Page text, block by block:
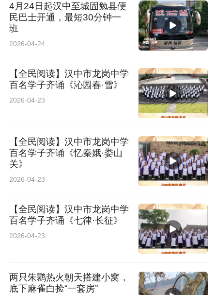
4月24日起汉中至城固勉县便
民巴士开通，最短30分钟一
班
2026-04-24
【全民阅读】汉中市龙岗中学
百名学子齐诵《沁园春·雪》
2026-04-23
【全民阅读】汉中市龙岗中学
百名学子齐诵《忆秦娥·娄山
关》
2026-04-23
【全民阅读】汉中市龙岗中学
百名学子齐诵《七律·长征》
2026-04-23
两只朱鹮热火朝天搭建小窝，
底下麻雀白捡“一套房”